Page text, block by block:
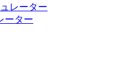
レーター
ーター